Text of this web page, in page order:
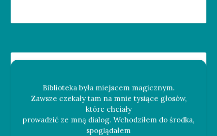
Biblioteka była miejscem magicznym.
Zawsze czekały tam na mnie tysiące głosów,
które chciały
prowadzić ze mną dialog. Wchodziłem do środka,
spoglądałem